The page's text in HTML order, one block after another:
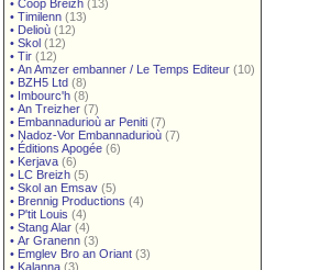
• Coop Breizh (13)
• Timilenn (13)
• Delioù (12)
• Skol (12)
• Tir (12)
• An Amzer embanner / Le Temps Editeur (10)
• BZH5 Ltd (8)
• Imbourc'h (8)
• An Treizher (7)
• Embannadurioù ar Peniti (7)
• Nadoz-Vor Embannadurioù (7)
• Éditions Apogée (6)
• Kerjava (6)
• LC Breizh (5)
• Skol an Emsav (5)
• Brennig Productions (4)
• P'tit Louis (4)
• Stang Alar (4)
• Ar Granenn (3)
• Emglev Bro an Oriant (3)
• Kalanna (3)